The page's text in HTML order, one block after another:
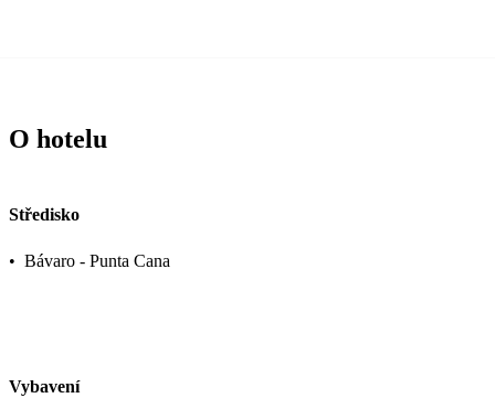
O hotelu
Středisko
• Bávaro - Punta Cana
Vybavení